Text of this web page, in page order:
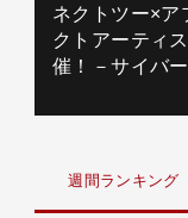
ネクトツー×
クトアーティ
催！－サイバ
週間ランキング